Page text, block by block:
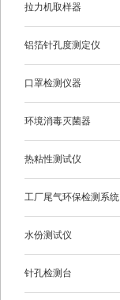
质
拉力机取样器
铝箔针孔度测定仪
口罩检测仪器
环境消毒灭菌器
热粘性测试仪
工厂尾气环保检测系统
水份测试仪
针孔检测台